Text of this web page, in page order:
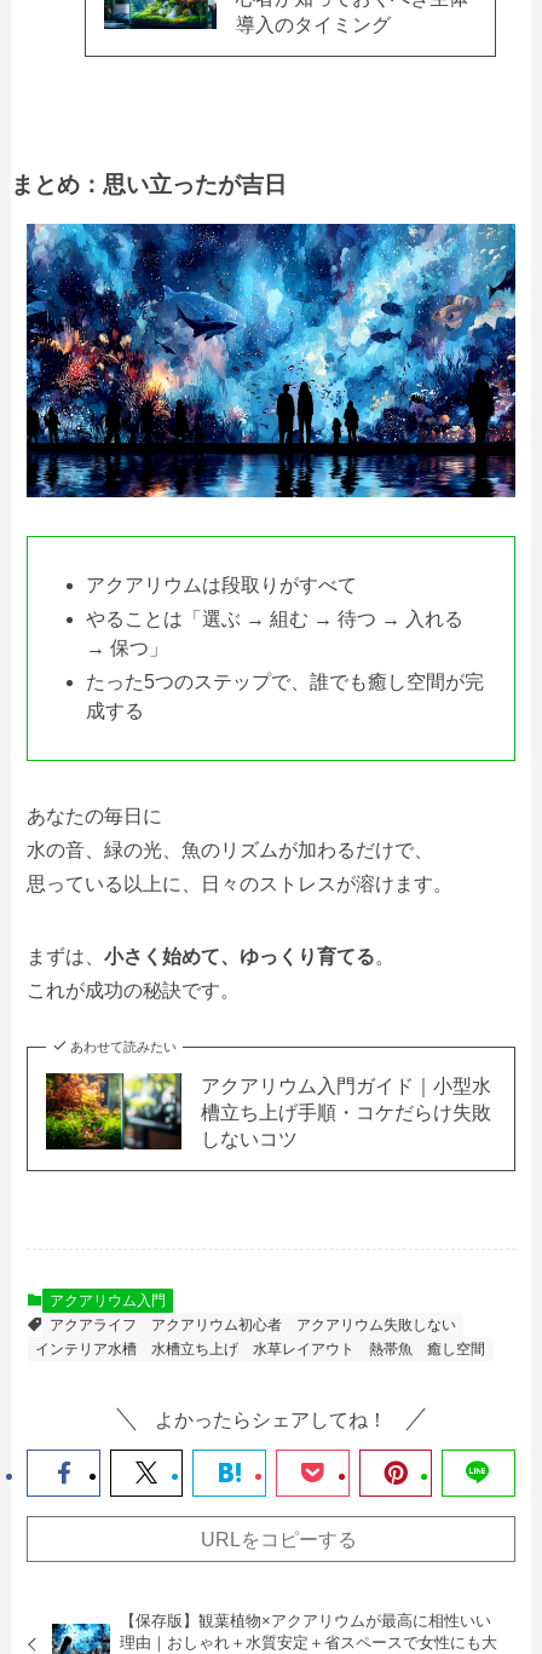
導入のタイミング
まとめ：思い立ったが吉日
アクアリウムは段取りがすべて
やることは「選ぶ → 組む → 待つ → 入れる
→ 保つ」
たった5つのステップで、誰でも癒し空間が完
成する
あなたの毎日に
水の音、緑の光、魚のリズムが加わるだけで、
思っている以上に、日々のストレスが溶けます。
まずは、小さく始めて、ゆっくり育てる。
これが成功の秘訣です。
あわせて読みたい
アクアリウム入門ガイド｜小型水
槽立ち上げ手順・コケだらけ失敗
しないコツ
アクアリウム入門
アクアライフ
アクアリウム初心者
アクアリウム失敗しない
インテリア水槽
水槽立ち上げ 水草レイアウト 熱帯魚 癒し空間
よかったらシェアしてね！
URLをコピーする
【保存版】観葉植物×アクアリウムが最高に相性いい
理由｜おしゃれ＋水質安定＋省スペースで女性にも大